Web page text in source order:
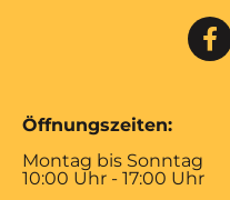
Öffnungszeiten:
Montag bis Sonntag
10:00 Uhr - 17:00 Uhr